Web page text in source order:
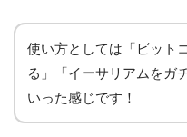
使い方としては「ビット
る」「イーサリアムをガ
いった感じです！